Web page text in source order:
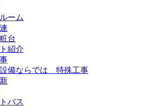
ーム
台
紹介
備ならでは 特殊工事
バス